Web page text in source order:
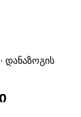
დანაზოგის